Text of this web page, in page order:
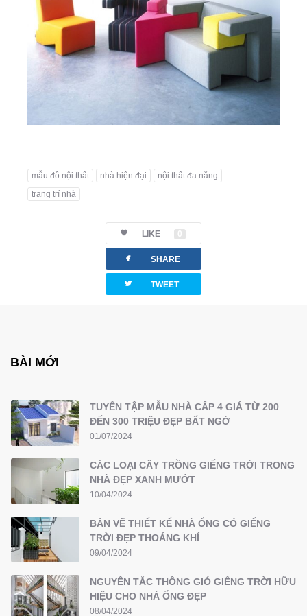
mẫu đồ nội thất nhà hiện đại
nội thất đa năng
trang trí nhà
LIKE 0
facebook SHARE
twitterbird TWEET
BÀI MỚI
TUYỂN TẬP MẪU NHÀ CẤP 4 GIÁ TỪ 200
ĐẾN 300 TRIỆU ĐẸP BẤT NGỜ
01/07/2024
CÁC LOẠI CÂY TRỒNG GIẾNG TRỜI TRONG
NHÀ ĐẸP XANH MƯỚT
10/04/2024
BẢN VẼ THIẾT KẾ NHÀ ỐNG CÓ GIẾNG
TRỜI ĐẸP THOÁNG KHÍ
09/04/2024
NGUYÊN TẮC THÔNG GIÓ GIẾNG TRỜI HỮU
HIỆU CHO NHÀ ỐNG ĐẸP
08/04/2024